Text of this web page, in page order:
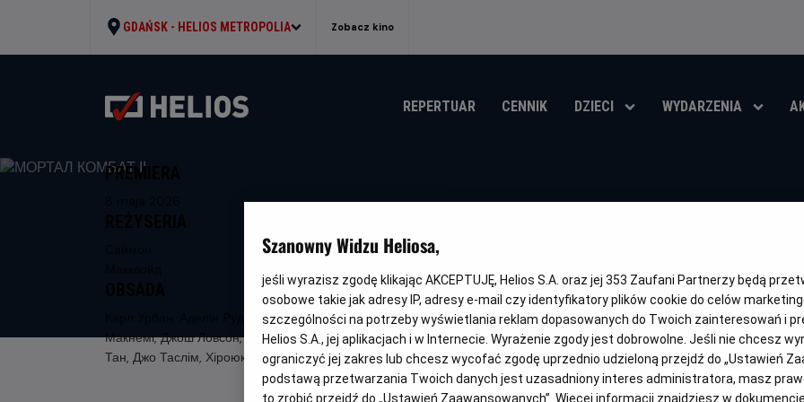
GDAŃSK - HELIOS METROPOLIA Zobacz kino
REPERTUAR CENNIK DZIECI WYDARZENIA
МОРТАЛ КОМБАТ
tytuł
wiek
trwania
OBSERWUJ
PREMIERA
Карл Урбан, Аделін Рудольф, Джессіка
Макнемі, Джош Ловсон, Луді Лінь, Льюїс
Тан, Джо Таслім, Хіроюкі Санада
DUBBING WERSJA JĘZYKOWA UA
Szanowny Widzu Heliosa,
jeśli wyrazisz zgodę klikając AKCEPTUJĘ, Helios S.A. oraz jej 353 Zaufani Partnerzy będą
osobowe takie jak adresy IP, adresy e-mail czy identyfikatory plików cookie do celów
szczególności na potrzeby wyświetlania reklam dopasowanych do Twoich zainteresowań i
Helios S.A., jej aplikacjach i w Internecie. Wyrażenie zgody jest dobrowolne. Jeśli nie chcesz
ograniczyć jej zakres lub chcesz wycofać zgodę uprzednio udzieloną przejdź do „Ustawień
podstawą przetwarzania Twoich danych jest uzasadniony interes administratora, masz
to zrobić przejdź do „Ustawień Zaawansowanych”. Więcej informacji znajdziesz w dokumencie